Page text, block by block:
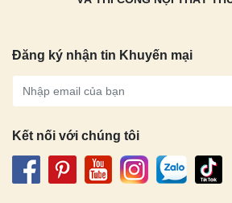
Đăng ký nhận tin Khuyến mại
Kết nối với chúng tôi